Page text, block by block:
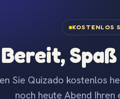
KOSTENLOS
Bereit,
Sie Quizado kostenlos
noch heute Abend